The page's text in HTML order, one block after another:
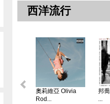
西洋流行
奧莉維亞 Olivia
Rod...
邦
...